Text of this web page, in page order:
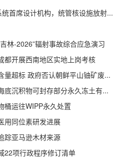
Rosatom选定SNIIP为辐射控制系统首席设计机构，统管核设施放射仪表标准化与进口替代保障
林-2026”辐射事故综合应急演习
都开展西南地区实地上岗考核
韩国仁川强化郡西检岛自来水铀含量超标 政府否认朝鲜平山铀矿废水影响
碳同位素分析揭示：加拿大北极海底沉积物可封存部分永久冻土有机碳
桶运往WIPP永久处置
用同位素研发进展
踪亚马逊木材来源
22项行政程序修订清单